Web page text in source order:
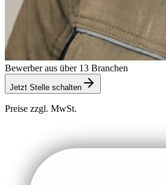
Bewerber aus über 13 Branchen
Jetzt Stelle schalten
Preise zzgl. MwSt.